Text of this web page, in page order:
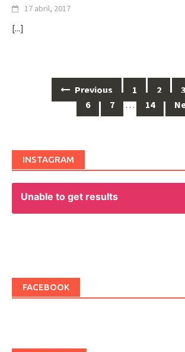
17 abril, 2017
[...]
Previous 1 2 3
6
7 … 14
INSTAGRAM
Unable to get results
FACEBOOK